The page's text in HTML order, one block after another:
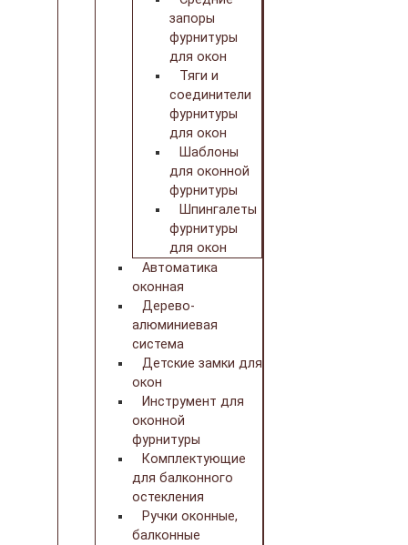
запоры
фурнитуры
для окон
Тяги и
соединители
фурнитуры
для окон
Шаблоны
для оконной
фурнитуры
Шпингалеты
фурнитуры
для окон
Автоматика
оконная
Дерево-
алюминиевая
система
Детские замки для
окон
Инструмент для
оконной
фурнитуры
Комплектующие
для балконного
остекления
Ручки оконные,
балконные